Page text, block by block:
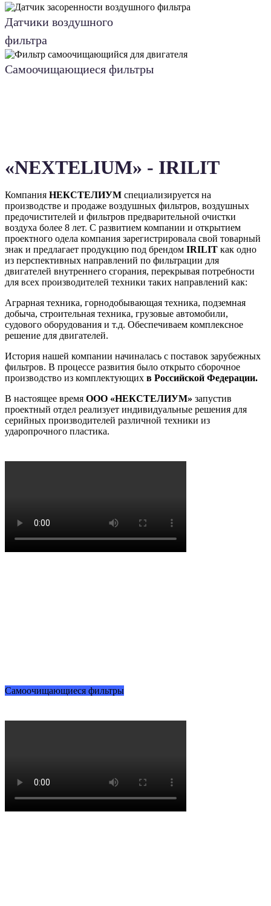
Датчики воздушного
фильтра
Самоочищающиеся фильтры
«NEXTELIUM» - IRILIT
Компания НЕКСТЕЛИУМ специализируется на
производстве и продаже воздушных фильтров, воздушных
предочистителей и фильтров предварительной очистки
воздуха более 8 лет. С развитием компании и открытием
проектного одела компания зарегистрировала свой товарный
знак и предлагает продукцию под брендом IRILIT как одно
из перспективных направлений по фильтрации для
двигателей внутреннего сгорания, перекрывая потребности
для всех производителей техники таких направлений как:
Аграрная техника, горнодобывающая техника, подземная
добыча, строительная техника, грузовые автомобили,
судового оборудования и т.д. Обеспечиваем комплексное
решение для двигателей.
История нашей компании начиналась с поставок зарубежных
фильтров. В процессе развития было открыто сборочное
производство из комплектующих в Российской Федерации.
В настоящее время ООО «НЕКСТЕЛИУМ» запустив
проектный отдел реализует индивидуальные решения для
серийных производителей различной техники из
ударопрочного пластика.
Самоочищающиеся фильтры